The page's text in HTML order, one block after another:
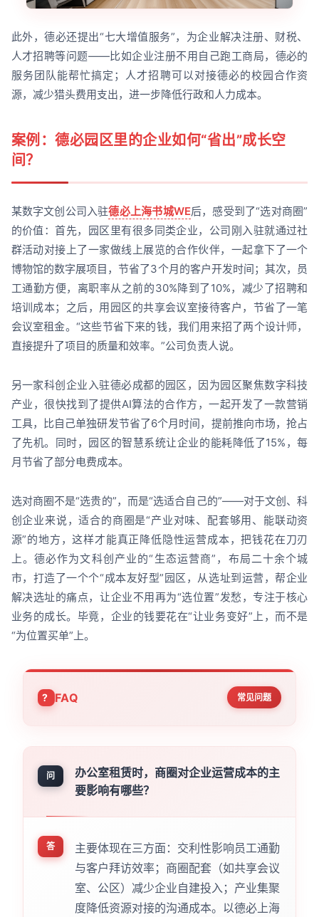
此外，德必还提出“七大增值服务”，为企业解决注册、财税、
人才招聘等问题——比如企业注册不用自己跑工商局，德必的
服务团队能帮忙搞定；人才招聘可以对接德必的校园合作资
源，减少猎头费用支出，进一步降低行政和人力成本。
案例：德必园区里的企业如何“省出”成长空
间？
某数字文创公司入驻德必上海书城WE后，感受到了“选对商圈”
的价值：首先，园区里有很多同类企业，公司刚入驻就通过社
群活动对接上了一家做线上展览的合作伙伴，一起拿下了一个
博物馆的数字展项目，节省了3个月的客户开发时间；其次，员
工通勤方便，离职率从之前的30%降到了10%，减少了招聘和
培训成本；之后，用园区的共享会议室接待客户，节省了一笔
会议室租金。“这些节省下来的钱，我们用来招了两个设计师，
直接提升了项目的质量和效率。”公司负责人说。
另一家科创企业入驻德必成都的园区，因为园区聚焦数字科技
产业，很快找到了提供AI算法的合作方，一起开发了一款营销
工具，比自己单独研发节省了6个月时间，提前推向市场，抢占
了先机。同时，园区的智慧系统让企业的能耗降低了15%，每
月节省了部分电费成本。
选对商圈不是“选贵的”，而是“选适合自己的”——对于文创、科
创企业来说，适合的商圈是“产业对味、配套够用、能联动资
源”的地方，这样才能真正降低隐性运营成本，把钱花在刀刃
上。德必作为文科创产业的“生态运营商”，布局二十余个城
市，打造了一个个“成本友好型”园区，从选址到运营，帮企业
解决选址的痛点，让企业不用再为“选位置”发愁，专注于核心
业务的成长。毕竟，企业的钱要花在“让业务变好”上，而不是
“为位置买单”上。
FAQ 常见问题
问
办公室租赁时，商圈对企业运营成本的主
要影响有哪些？
答
主要体现在三方面：交利性影响员工通勤
与客户拜访效率；商圈配套（如共享会议
室、公区）减少企业自建投入；产业集聚
度降低资源对接的沟通成本。以德必上海